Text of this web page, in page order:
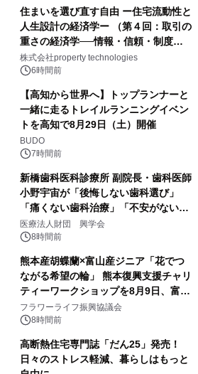
住まいを選び直す自由 ー住宅流動性と
人生設計の経済学ー （第４回：取引の
重さの経済学──情報・信頼・制度を
PropTechはどう組み替えるか）｜
PropTech-Lab
株式会社property technologies
6時間前
【高知から世界へ】トップランナーと
一緒に走るトレイルランニングイベン
トを高知で8月29日（土）開催
BUDO
7時間前
新橋歯科医科診療所 副院長・歯科医師
小野宇宙が「後悔しない歯科選び」
「痛くない歯科治療」「不安がない治
療計画」をテーマに専門監修
医療法人財団 興学会
8時間前
熊本産胡蝶蘭×富山産ジニア「花でつ
ながる希望の輪」 熊本復興支援チャリ
ティーワークショップを8月9日、富
山・射水で開催
フラワーライフ振興協議会
8時間前
高断熱住宅専門誌「だん25」発売！
日々のストレス軽減、暮らしはもっと